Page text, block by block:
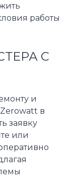
работы
С
и
в
заявку
или